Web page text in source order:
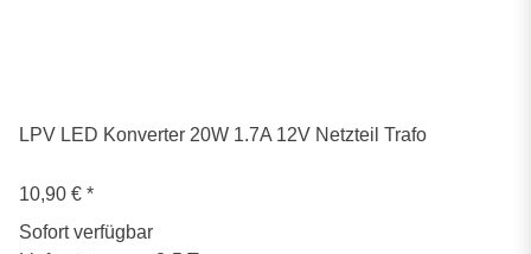
LPV LED Konverter 20W 1.7A 12V Netzteil Trafo
10,90 € *
Sofort verfügbar